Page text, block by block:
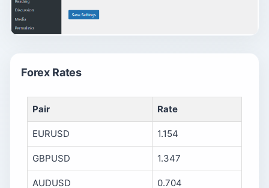
Forex Rates
Pair Rate
EURUSD 1.154
GBPUSD 1.347
AUDUSD 0.704